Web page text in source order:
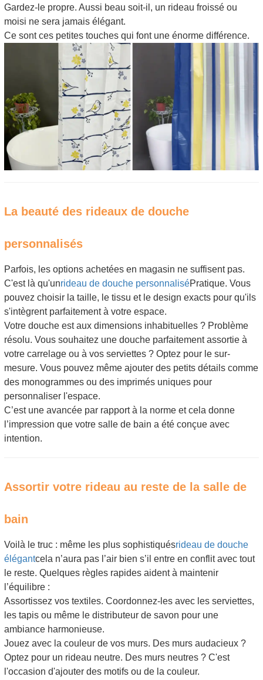
Gardez-le propre. Aussi beau soit-il, un rideau froissé ou
moisi ne sera jamais élégant.
Ce sont ces petites touches qui font une énorme différence.
La beauté des rideaux de douche
personnalisés
Parfois, les options achetées en magasin ne suffisent pas.
C'est là qu'unrideau de douche personnaliséPratique. Vous
pouvez choisir la taille, le tissu et le design exacts pour qu'ils
s'intègrent parfaitement à votre espace.
Votre douche est aux dimensions inhabituelles ? Problème
résolu. Vous souhaitez une douche parfaitement assortie à
votre carrelage ou à vos serviettes ? Optez pour le sur-
mesure. Vous pouvez même ajouter des petits détails comme
des monogrammes ou des imprimés uniques pour
personnaliser l'espace.
C’est une avancée par rapport à la norme et cela donne
l’impression que votre salle de bain a été conçue avec
intention.
Assortir votre rideau au reste de la salle de
bain
Voilà le truc : même les plus sophistiquésrideau de douche
élégantcela n’aura pas l’air bien s’il entre en conflit avec tout
le reste. Quelques règles rapides aident à maintenir
l’équilibre :
Assortissez vos textiles. Coordonnez-les avec les serviettes,
les tapis ou même le distributeur de savon pour une
ambiance harmonieuse.
Jouez avec la couleur de vos murs. Des murs audacieux ?
Optez pour un rideau neutre. Des murs neutres ? C'est
l'occasion d'ajouter des motifs ou de la couleur.